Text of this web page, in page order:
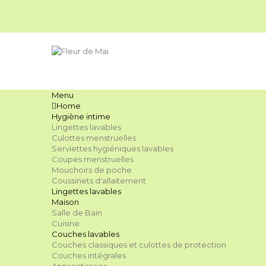
Menu
Home
Hygiène intime
Lingettes lavables
Culottes menstruelles
Serviettes hygiéniques lavables
Coupes menstruelles
Mouchoirs de poche
Coussinets d'allaitement
Lingettes lavables
Maison
Salle de Bain
Cuisine
Couches lavables
Couches classiques et culottes de protection
Couches intégrales